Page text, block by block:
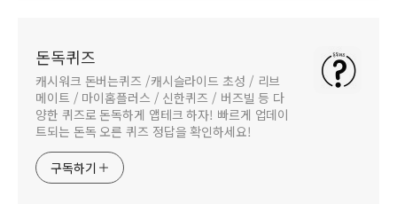
돈독퀴즈
캐시워크 돈버는퀴즈 /캐시슬라이드 초성 / 리브
메이트 / 마이홈플러스 / 신한퀴즈 / 버즈빌 등 다
양한 퀴즈로 돈독하게 앱테크 하자! 빠르게 업데이
트되는 돈독 오른 퀴즈 정답을 확인하세요!
구독하기